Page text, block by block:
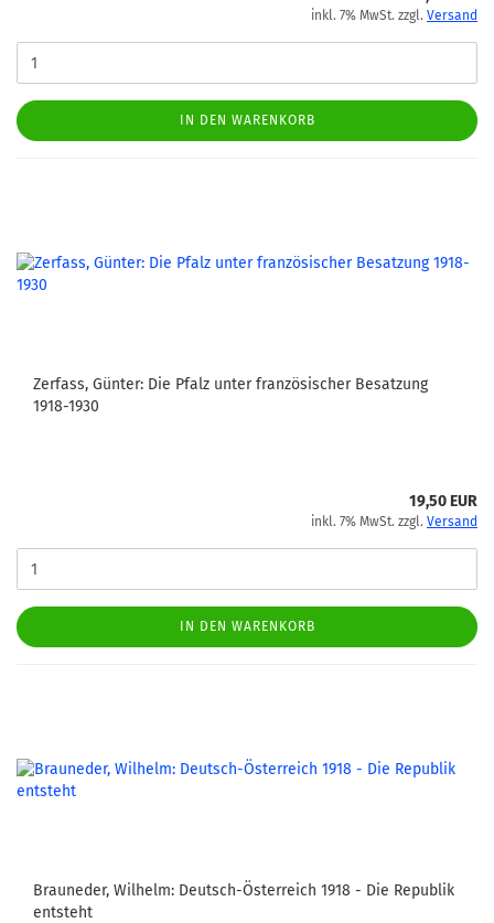
inkl. 7% MwSt. zzgl. Versand
IN DEN WARENKORB
Zerfass, Günter: Die Pfalz unter französischer Besatzung
1918-1930
19,50 EUR
inkl. 7% MwSt. zzgl. Versand
IN DEN WARENKORB
Brauneder, Wilhelm: Deutsch-Österreich 1918 - Die Republik
entsteht